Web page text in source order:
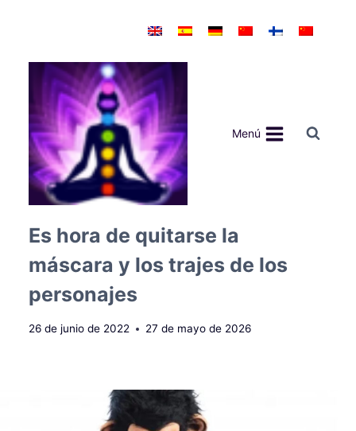
Menú
Es hora de quitarse la
máscara y los trajes de los
personajes
26 de junio de 2022 27 de mayo de 2026